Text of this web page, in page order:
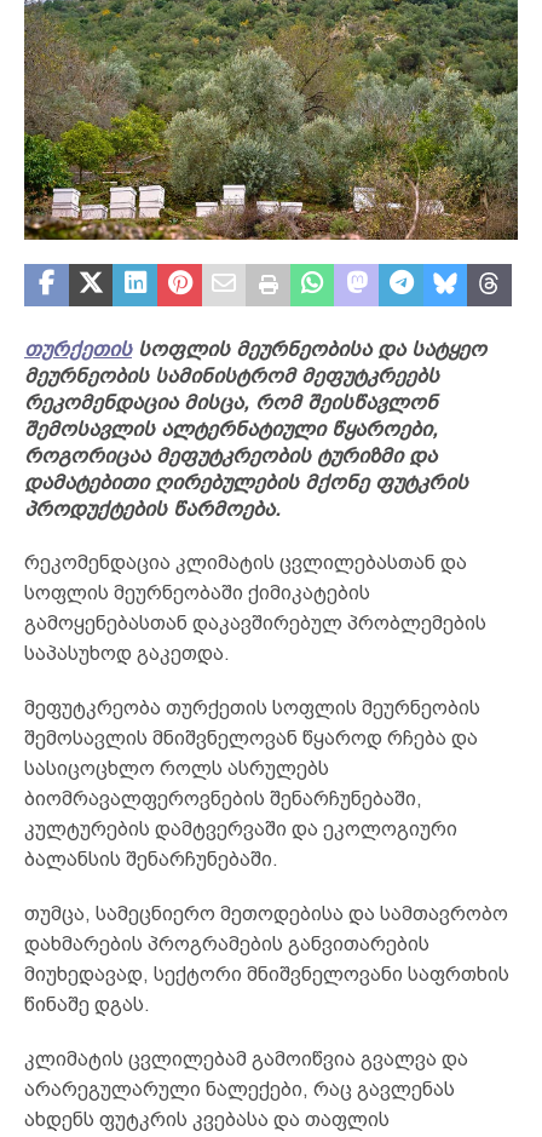
თურქეთისსოფლის მეურნეობისა და სატყეო
მეურნეობის სამინისტრომ მეფუტკრეებს
რეკომენდაცია მისცა, რომ შეისწავლონ
შემოსავლის ალტერნატიული წყაროები,
როგორიცაა მეფუტკრეობის ტურიზმი და
დამატებითი ღირებულების მქონე ფუტკრის
პროდუქტების წარმოება.
რეკომენდაცია კლიმატის ცვლილებასთან და
სოფლის მეურნეობაში ქიმიკატების
გამოყენებასთან დაკავშირებულ პრობლემების
საპასუხოდ გაკეთდა.
მეფუტკრეობა თურქეთის სოფლის მეურნეობის
შემოსავლის მნიშვნელოვან წყაროდ რჩება და
სასიცოცხლო როლს ასრულებს
ბიომრავალფეროვნების შენარჩუნებაში,
კულტურების დამტვერვაში და ეკოლოგიური
ბალანსის შენარჩუნებაში.
თუმცა, სამეცნიერო მეთოდებისა და სამთავრობო
დახმარების პროგრამების განვითარების
მიუხედავად, სექტორი მნიშვნელოვანი საფრთხის
წინაშე დგას.
კლიმატის ცვლილებამ გამოიწვია გვალვა და
არარეგულარული ნალექები, რაც გავლენას
ახდენს ფუტკრის კვებასა და თაფლის